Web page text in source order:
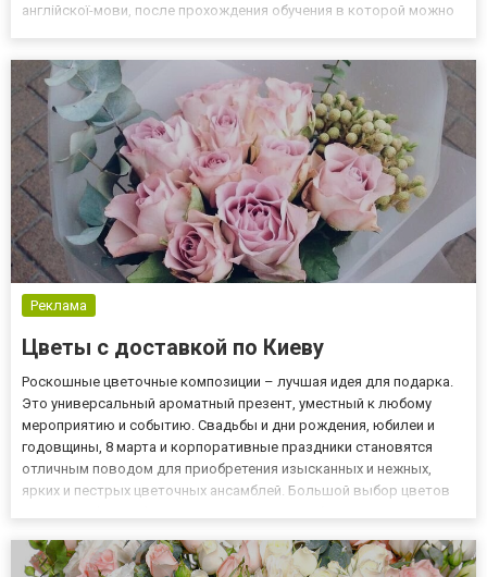
англійскої-мови, после прохождения обучения в которой можно
Реклама
Цветы с доставкой по Киеву
Роскошные цветочные композиции – лучшая идея для подарка.
Это универсальный ароматный презент, уместный к любому
мероприятию и событию. Свадьбы и дни рождения, юбилеи и
годовщины, 8 марта и корпоративные праздники становятся
отличным поводом для приобретения изысканных и нежных,
ярких и пестрых цветочных ансамблей. Большой выбор цветов
подня...